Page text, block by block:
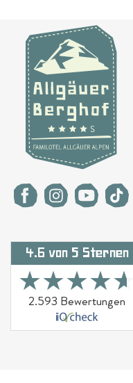
4.6 von 5 Sternen
★★★★★
★★★★★
2.593 Bewertungen